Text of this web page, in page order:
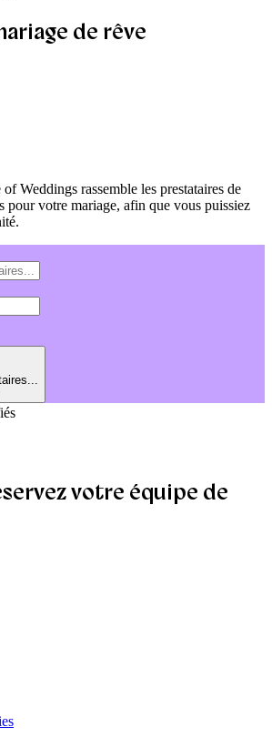
de rêve
Weddings rassemble les prestataires de
pour votre mariage, afin que vous puissiez
votre équipe de